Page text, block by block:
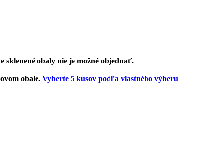
sklenené obaly nie je možné objednať.
obale. Vyberte 5 kusov podľa vlastného výberu